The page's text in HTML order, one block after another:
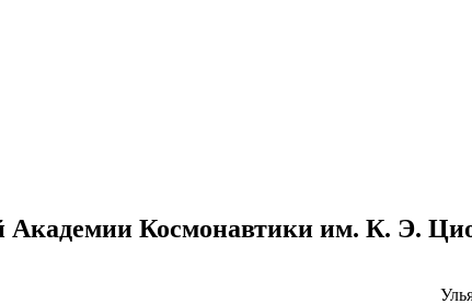
Академии Космонавтики им. К. Э.